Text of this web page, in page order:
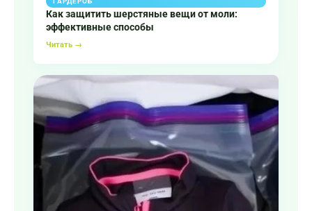
Как защитить шерстяные вещи от моли:
эффективные способы
Читать →